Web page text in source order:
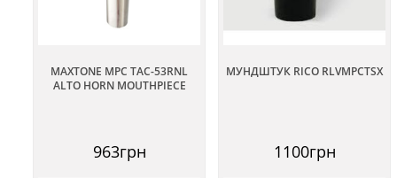
MAXTONE MPC TAC-53RNL
ALTO HORN MOUTHPIECE
963грн
МУНДШТУК RICO RLVMPCTSX
1100грн